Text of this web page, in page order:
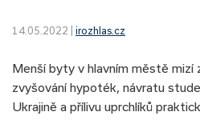
14.05.2022 | irozhlas.cz
Menší byty v hlavním městě mizí
zvyšování hypoték, návratu
Ukrajině a přílivu uprchlíků